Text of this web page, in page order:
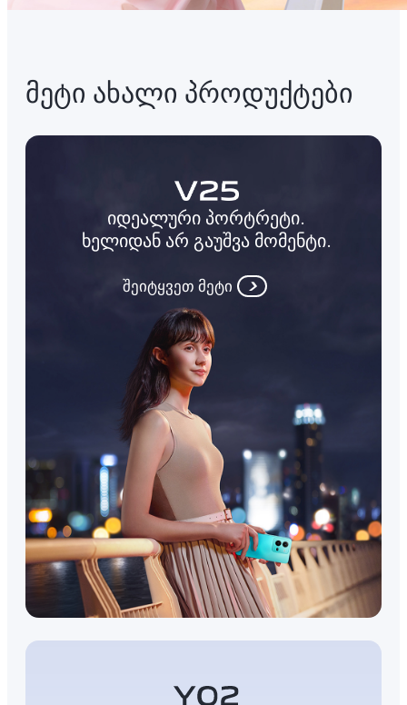
მეტი ახალი პროდუქტები
იდეალური პორტრეტი.
ხელიდან არ გაუშვა მომენტი.
შეიტყვეთ მეტი